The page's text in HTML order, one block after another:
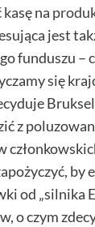
na
jest
funduszu –
się
z
by
od „silnika
o czym